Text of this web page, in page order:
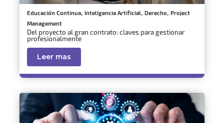
Educación Continua, Inteligencia Artificial, Derecho, Project
Management
Del proyecto al gran contrato: claves para gestionar
profesionalmente
Leer mas